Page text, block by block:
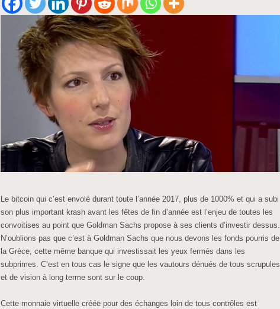
Le bitcoin qui c’est envolé durant toute l’année 2017, plus de 1000% et qui a subi
son plus important krash avant les fêtes de fin d’année est l’enjeu de toutes les
convoitises au point que Goldman Sachs propose à ses clients d’investir dessus.
N’oublions pas que c’est à Goldman Sachs que nous devons les fonds pourris de
la Grèce, cette même banque qui investissait les yeux fermés dans les
subprimes. C’est en tous cas le signe que les vautours dénués de tous scrupules
et de vision à long terme sont sur le coup.
Cette monnaie virtuelle créée pour des échanges loin de tous contrôles est